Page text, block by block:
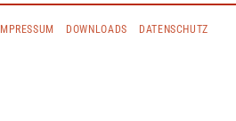
IMPRESSUM DOWNLOADS DATENSCHUTZ